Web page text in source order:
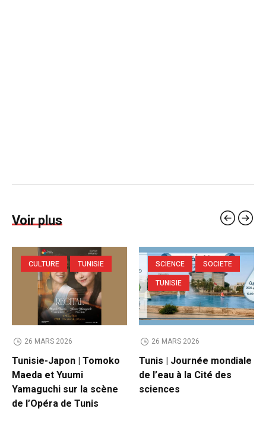
Voir plus
CULTURE TUNISIE
26 MARS 2026
Tunisie-Japon | Tomoko
Maeda et Yuumi
Yamaguchi sur la scène
de l’Opéra de Tunis
SCIENCE
SOCIETE
TUNISIE
26 MARS 2026
Tunis | Journée mondiale
de l’eau à la Cité des
sciences